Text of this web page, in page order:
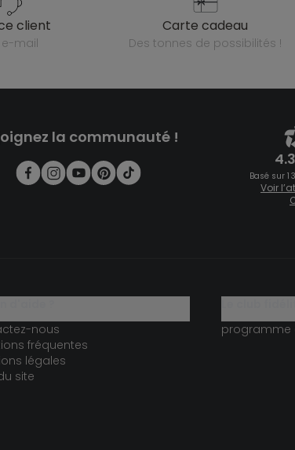
client
e-mail
carte cadeau
des tonnes de possibilités !
la communauté !
Basé sur
Voir
nous
fréquentes
légales
site
programme